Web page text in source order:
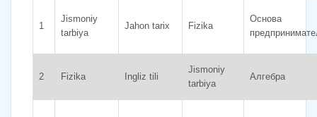
1
Jismoniy
tarbiya
Jahon tarix Fizika
Основа
2 Fizika Ingliz tili
Jismoniy
tarbiya
Алгебра